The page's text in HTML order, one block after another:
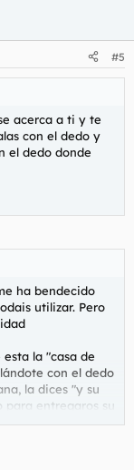
#5
acerca a ti y te
con el dedo y
el dedo donde
ha bendecido
utilizar. Pero
la "casa de
con el dedo
la dices "y su
para entregaros su